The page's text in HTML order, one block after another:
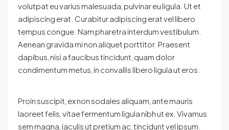
volutpat eu varius malesuada, pulvinar eu ligula. Ut et
adipiscing erat. Curabitur adipiscing erat vel libero
tempus congue. Nam pharetra interdum vestibulum.
Aenean gravida mi non aliquet porttitor. Praesent
dapibus, nisi a faucibus tincidunt, quam dolor
condimentum metus, in convallis libero ligula ut eros.
Proin suscipit, ex non sodales aliquam, ante mauris
laoreet felis, vitae fermentum ligula nibh ut ex. Vivamus
sem magna, iaculis ut pretium ac, tincidunt vel ipsum.